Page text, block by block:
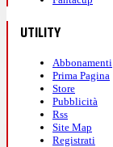
UTILITY
Abbonamenti
Prima Pagina
Store
Pubblicità
Rss
Site Map
Registrati